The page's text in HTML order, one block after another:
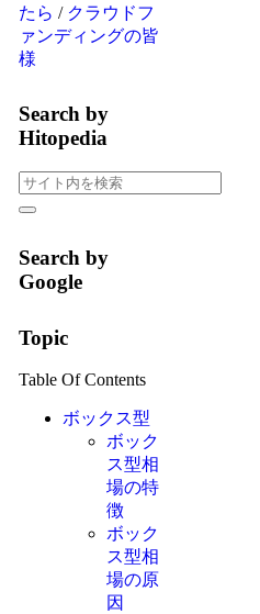
たら / クラウドフ
ァンディングの皆
様
Search by
Hitopedia
Search by
Google
Topic
Table Of Contents
ボックス型
ボック
ス型相
場の特
徴
ボック
ス型相
場の原
因